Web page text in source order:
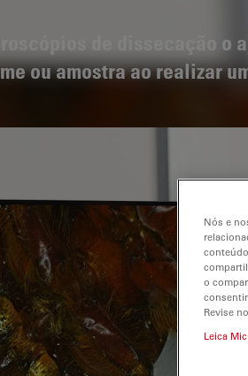
de dissecação o
ou amostra ao realizar
Nós e
o
Revise
Leica